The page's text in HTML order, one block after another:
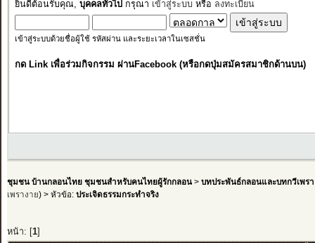
ยินดีต้อนรับคุณ, บุคคลทั่วไป กรุณา เข้าสู่ระบบ หรือ ลงทะเบียน
เข้าสู่ระบบด้วยชื่อผู้ใช้ รหัสผ่าน และระยะเวลาในเซสชั่น
กด Link เพื่อร่วมกิจกรรม ผ่านFacebook (หรือกดปุ่มสมัครสมาชิกด้านบน)
ชุมชน บ้านกลอนไทย ชุมชนสำหรับคนไทยผู้รักกลอน> บทประพันธ์กลอนและบทกวีเพรา
เพรางาย) > หัวข้อ: ประเจิดธรรมกระทำจริง
หน้า: [ 1]